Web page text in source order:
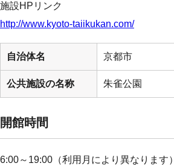
施設HPリンク
http://www.kyoto-taiikukan.com/
自治体名 京都市
公共施設の名称 朱雀公園
開館時間
6:00～19:00（利用月により異なります）